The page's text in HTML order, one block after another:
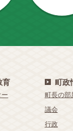
育 町政
町長の部
議会
行政